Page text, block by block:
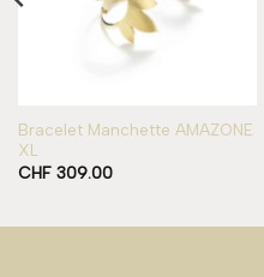
Bracelet Manchette AMAZONE
XL
CHF309.00